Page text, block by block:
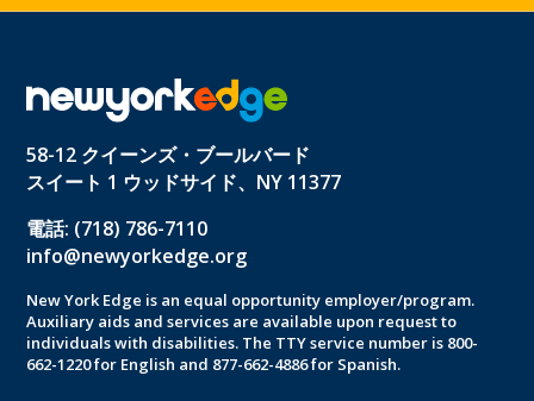
58-12 クイーンズ・ブールバード
スイート 1 ウッドサイド、NY 11377
電話: (718) 786-7110
info@newyorkedge.org
New York Edge is an equal opportunity employer/program.
Auxiliary aids and services are available upon request to
individuals with disabilities. The TTY service number is 800-
662-1220 for English and 877-662-4886 for Spanish.